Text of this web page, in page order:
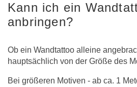
Kann ich ein
anbringen?
Ob ein Wandtattoo alleine
hauptsächlich von der Größe des
Bei größeren Motiven - ab ca. 1